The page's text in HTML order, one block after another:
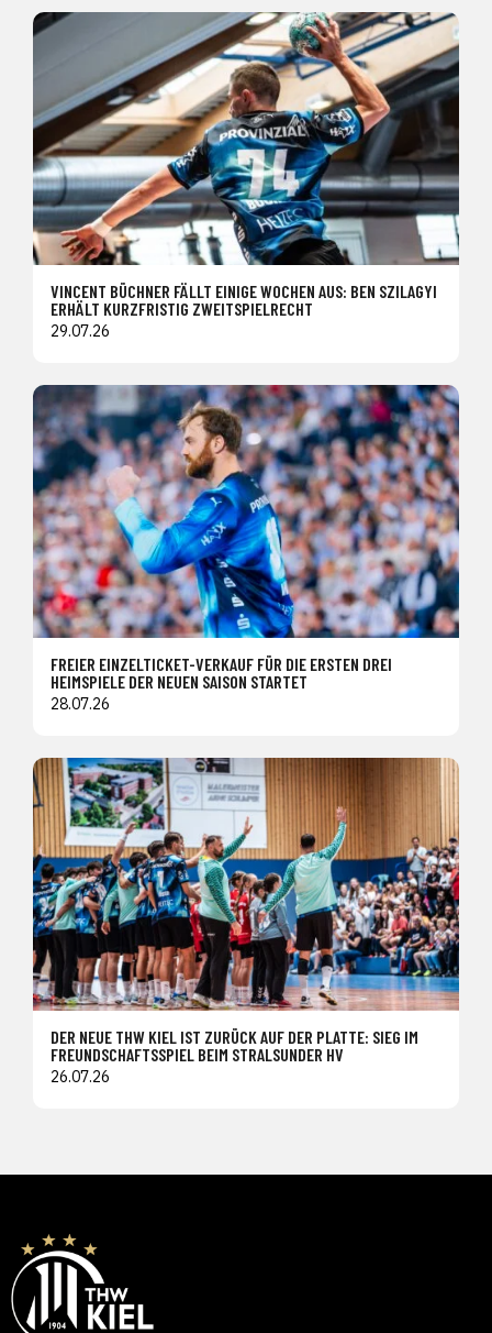
VINCENT BÜCHNER FÄLLT EINIGE WOCHEN AUS: BEN SZILAGYI
ERHÄLT KURZFRISTIG ZWEITSPIELRECHT
29.07.26
FREIER EINZELTICKET-VERKAUF FÜR DIE ERSTEN DREI
HEIMSPIELE DER NEUEN SAISON STARTET
28.07.26
DER NEUE THW KIEL IST ZURÜCK AUF DER PLATTE: SIEG IM
FREUNDSCHAFTSSPIEL BEIM STRALSUNDER HV
26.07.26